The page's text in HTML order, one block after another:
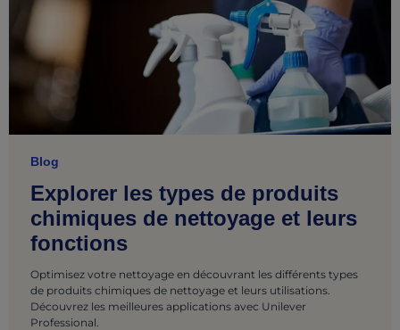
Blog
Explorer les types de produits
chimiques de nettoyage et leurs
fonctions
Optimisez votre nettoyage en découvrant les différents types
de produits chimiques de nettoyage et leurs utilisations.
Découvrez les meilleures applications avec Unilever
Professional.